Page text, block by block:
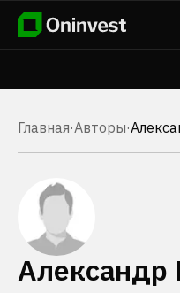
Главная·Авторы·
Александр